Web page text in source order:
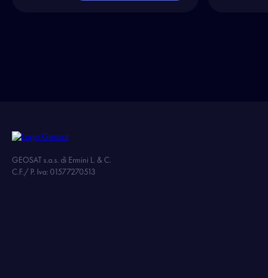
GEOSAT s.a.s. di Ermini L. & C.
C.F./ P. Iva: 01577270513